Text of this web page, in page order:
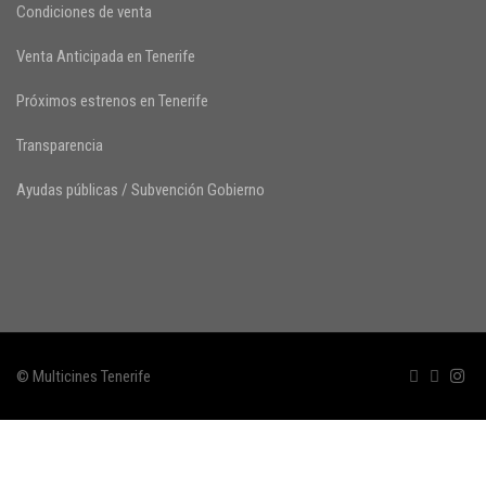
Condiciones de venta
Venta Anticipada en Tenerife
Próximos estrenos en Tenerife
Transparencia
Ayudas públicas / Subvención Gobierno
© Multicines Tenerife